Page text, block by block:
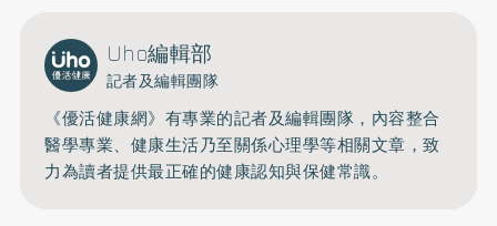
Uho編輯部
記者及編輯團隊
《優活健康網》有專業的記者及編輯團隊，內容整合
醫學專業、健康生活乃至關係心理學等相關文章，致
力為讀者提供最正確的健康認知與保健常識。